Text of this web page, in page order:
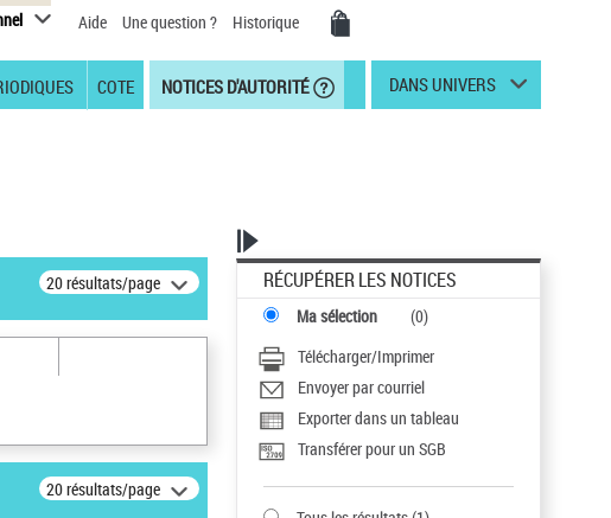
Aide Une question ? Historique
COTE NOTICES D'AUTORITÉ DANS UNIVERS
20 résultats/page
20 résultats/page
RÉCUPÉRER LES NOTICES
Ma sélection (0)
Télécharger/Imprimer
Envoyer par courriel
Exporter dans un tableau
Transférer pour un SGB